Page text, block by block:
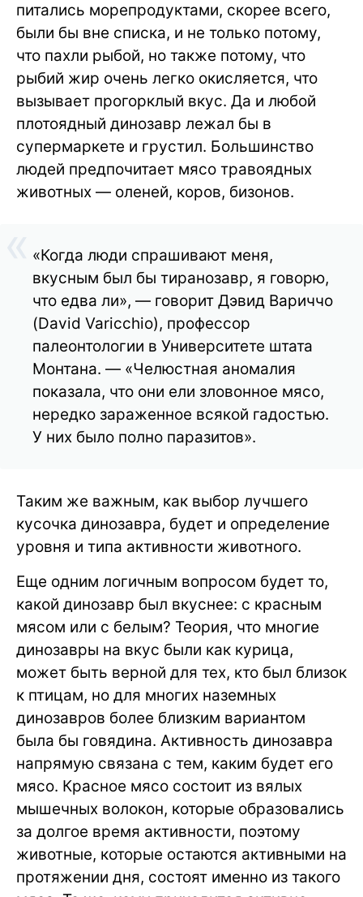
питались морепродуктами, скорее всего,
были бы вне списка, и не только потому,
что пахли рыбой, но также потому, что
рыбий жир очень легко окисляется, что
вызывает прогорклый вкус. Да и любой
плотоядный динозавр лежал бы в
супермаркете и грустил. Большинство
людей предпочитает мясо травоядных
животных — оленей, коров, бизонов.
«Когда люди спрашивают меня,
вкусным был бы тиранозавр, я говорю,
что едва ли», — говорит Дэвид Вариччо
(David Varicchio), профессор
палеонтологии в Университете штата
Монтана. — «Челюстная аномалия
показала, что они ели зловонное мясо,
нередко зараженное всякой гадостью.
У них было полно паразитов».
Таким же важным, как выбор лучшего
кусочка динозавра, будет и определение
уровня и типа активности животного.
Еще одним логичным вопросом будет то,
какой динозавр был вкуснее: с красным
мясом или с белым? Теория, что многие
динозавры на вкус были как курица,
может быть верной для тех, кто был близок
к птицам, но для многих наземных
динозавров более близким вариантом
была бы говядина. Активность динозавра
напрямую связана с тем, каким будет его
мясо. Красное мясо состоит из вялых
мышечных волокон, которые образовались
за долгое время активности, поэтому
животные, которые остаются активными на
протяжении дня, состоят именно из такого